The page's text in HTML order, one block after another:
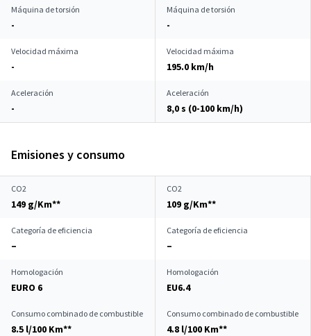
Máquina de torsión
-
Máquina de torsión
-
Velocidad máxima
-
Velocidad máxima
195.0 km/h
Aceleración
-
Aceleración
8,0 s (0-100 km/h)
Emisiones y consumo
CO2
149 g/Km**
CO2
109 g/Km**
Categoría de eficiencia
–
Categoría de eficiencia
–
Homologación
EURO 6
Homologación
EU6.4
Consumo combinado de combustible
8.5 l/100 Km**
Consumo combinado de combustible
4.8 l/100 Km**